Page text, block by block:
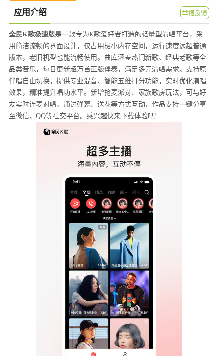
应用介绍 举报反馈
全民K歌极速版是一款专为K歌爱好者打造的轻量型演唱平台，采
用简洁流畅的界面设计，仅占用极小内存空间，运行速度远超普通
版本，老旧机型也能流畅使用。曲库涵盖热门新歌、经典老歌等全
品类音乐，每日更新超万首正版伴奏，满足多元演唱需求。支持原
伴唱自由切换，提供专业混音、智能五维打分功能，实时优化演唱
效果，精准提升唱功水平。新增抢麦派对、家族歌房玩法，可与好
友实时连麦对唱，通过弹幕、送花等方式互动，作品支持一键分享
至微信、QQ等社交平台。感兴趣快来下载体验吧!